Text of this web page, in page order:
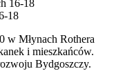
16-18
18
w Młynach Rothera
i mieszkańców.
Bydgoszczy.